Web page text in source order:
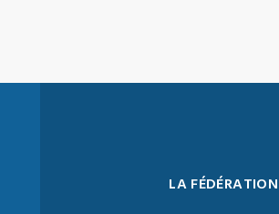
LA FÉDÉRATION